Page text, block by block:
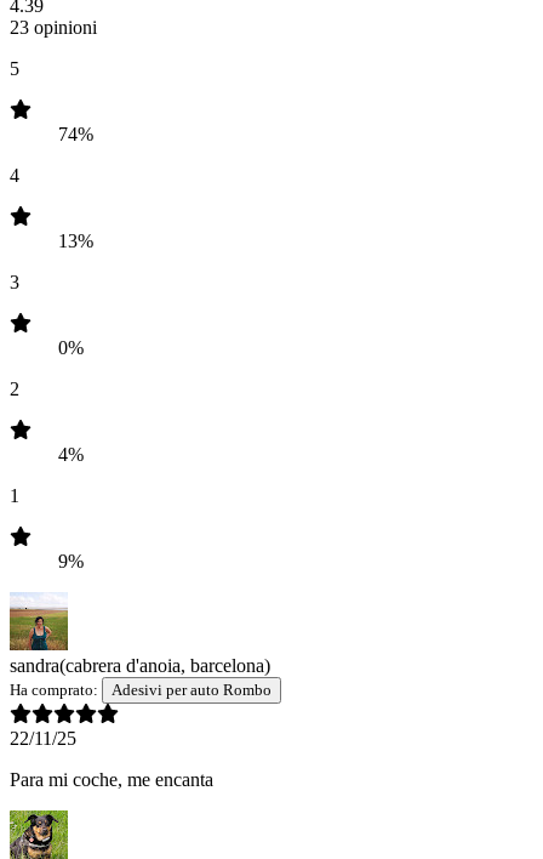
4.39
23 opinioni
5
74%
4
13%
3
0%
2
4%
1
9%
sandra(cabrera d'anoia, barcelona)
Ha comprato: Adesivi per auto Rombo
22/11/25
Para mi coche, me encanta